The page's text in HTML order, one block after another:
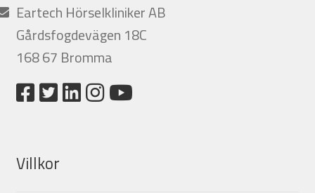
Eartech Hörselkliniker AB
Gårdsfogdevägen 18C
168 67 Bromma
Villkor